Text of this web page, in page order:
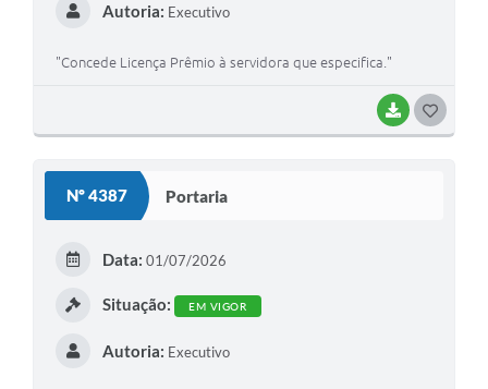
BAIXAR
Autoria: Executivo
"Concede Licença Prêmio à servidora que especifica."
Nº 4387 Portaria
Data: 01/07/2026
Situação: EM VIGOR
Autoria: Executivo